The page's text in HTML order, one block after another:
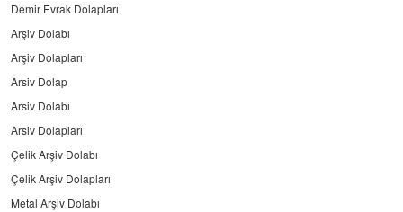
Demir Evrak Dolapları
Arşiv Dolabı
Arşiv Dolapları
Arsiv Dolap
Arsiv Dolabı
Arsiv Dolapları
Çelik Arşiv Dolabı
Çelik Arşiv Dolapları
Metal Arşiv Dolabı